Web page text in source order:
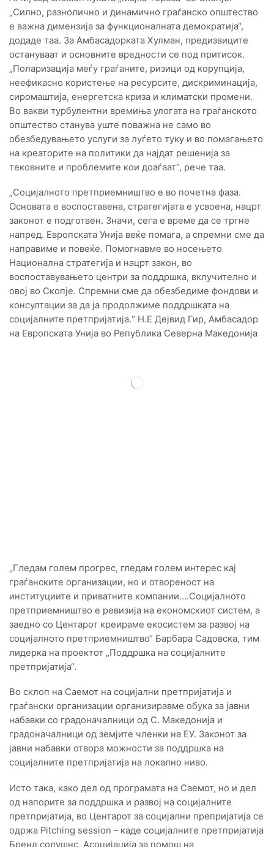
„Силно, разнолично и динамично граѓанско општество
е важна димензија за функционалната демократија“,
додаде таа. За Амбасадорката Хулман, предизвиците
остануваат и основните вредности се под притисок.
„Поларизација меѓу граѓаните, ризици од корупција,
неефикасно користење на ресурсите, дискриминација,
сиромаштија, енергетска криза и климатски промени.
Во вакви турбулентни времиња улогата на граѓанското
општество станува уште поважна не само во
обезбедувањето услуги за луѓето туку и во помагањето
на креаторите на политики да најдат решенија за
тековните и проблемите кои доаѓаат“, рече таа.
„Социјалното претприемништво е во почетна фаза.
Основата е воспоставена, стратегијата е усвоена, нацрт
законот е подготвен. Значи, сега е време да се тргне
напред. Европската Унија веќе помага, а спремни сме да
направиме и повеќе. Помогнавме во носењето
Национална стратегија и нацрт закон, во
воспоставувањето центри за поддршка, вклучително и
овој во Скопје. Спремни сме да обезбедиме фондови и
консултации за да ја продолжиме поддршката на
социјалните претпријатија.“ Н.Е Дејвид Гир, Амбасадор
на Европската Унија во Република Северна Македонија
„Да не ја заборавиме солидарноста, барем не за време
„Гледам голем прогрес, гледам голем интерес кај
граѓанските организации, но и отвореност на
институциите и приватните компании….Социјалното
претприемништво е ревизија на економскиот систем, а
заедно со Центарот креираме екосистем за развој на
социјалното претприемништво“ Барбара Садовска, тим
лидерка на проектот „Поддршка на социјалните
претпријатија“.
Во склоп на Саемот на социјални претпријатија и
граѓански организации организиравме обука за јавни
набавки со градоначалници од С. Македонија и
градоначалници од земјите членки на ЕУ. Законот за
јавни набавки отвора можности за поддршка на
социјалните претпријатија на локално ниво.
Исто така, како дел од програмата на Саемот, но и дел
од напорите за поддршка и развој на социјалните
претпријатија, во Центарот за социјални препријатија се
одржа Pitching session – каде социјалните претпријатија
Бренд солушнс, Асоцијација за помош на